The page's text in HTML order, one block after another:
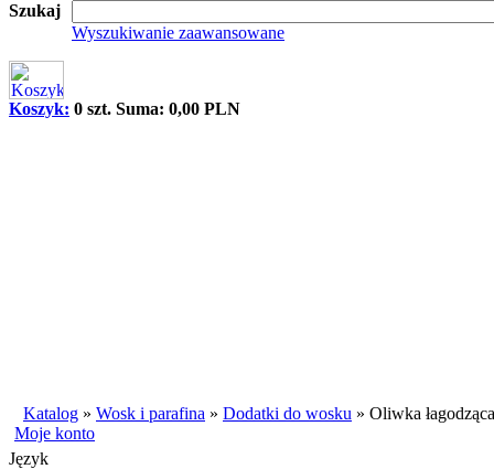
Szukaj
Wyszukiwanie zaawansowane
Koszyk: 0 szt. Suma: 0,00 PLN
Katalog » Wosk i parafina » Dodatki do wosku » Oliwka
Moje konto
Język